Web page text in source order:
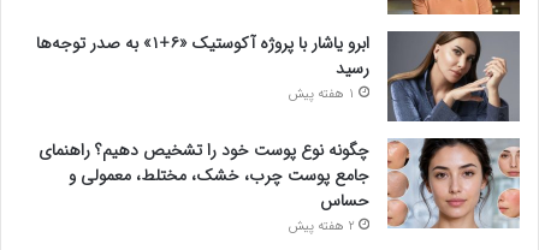
ابرو یاشار با پروژه آکوستیک «۶+۱» به صدر توجه‌ها
رسید
1 هفته پیش
چگونه نوع پوست خود را تشخیص دهیم؟ راهنمای
جامع پوست چرب، خشک، مختلط، معمولی و
حساس
2 هفته پیش